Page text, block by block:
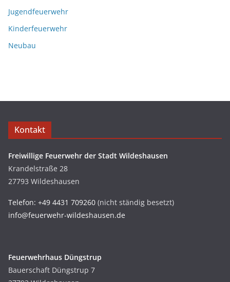
Jugendfeuerwehr
Kinderfeuerwehr
Neubau
Kontakt
Freiwillige Feuerwehr der Stadt Wildeshausen
Krandelstraße 28
27793 Wildeshausen
Telefon: +49 4431 709260 (nicht ständig besetzt)
info@feuerwehr-wildeshausen.de
Feuerwehrhaus Düngstrup
Bauerschaft Düngstrup 7